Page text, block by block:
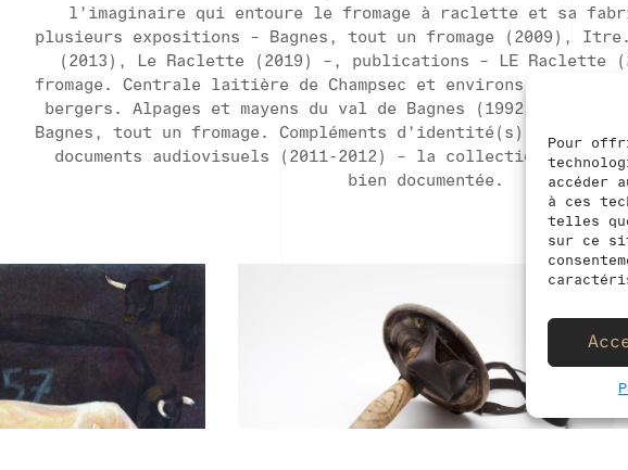
Pour
accéder
à ces
telles
sur ce
l’imaginaire qui entoure le fromage à raclette et sa
plusieurs expositions – Bagnes, tout un fromage (2009),
(2013), Le Raclette (2019) –, publications – LE Raclette
fromage. Centrale laitière de Champsec et environs. 1959-
bergers. Alpages et mayens du val de Bagnes (1992) – et
Bagnes, tout un fromage. Compléments d’identité(s) :
documents audiovisuels (2011-2012) – la collection
bien documentée.
soutien de
Chemin de l’Eglise 13
1934 Le Châble
+41 (0)27 776 15 25
musee@valdebagnes.ch
by ABclic& Valdev